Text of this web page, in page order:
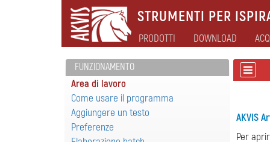
STRUMENTI PER
PRODOTTI DOWNLOAD
FUNZIONAMENTO
Area di lavoro
Come usare il programma
Aggiungere un testo
Preferenze
AKVIS
Per